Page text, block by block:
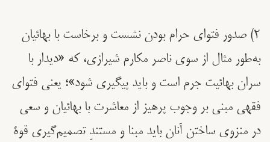
٢) صدور فتوای حرام بودن نشست و برخاست با بهائیان
به‌طور مثال از سوی ناصر مکارم شیرازی، که «دیدار با
سران بهائیت جرم است و باید پیگیری شود»؛ یعنی فتوای
فقهی مبنی بر وجوب پرهیز از معاشرت با بهائیان و سعی
در منزوی ساختن آنان باید مبنا و مستندِ تصمیم‌گیری قوۀ